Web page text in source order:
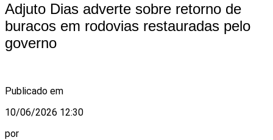
Adjuto Dias adverte sobre retorno de
buracos em rodovias restauradas pelo
governo
Publicado em
10/06/2026 12:30
por